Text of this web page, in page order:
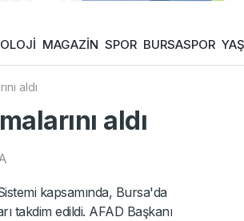
MAGAZİN SPOR BURSASPOR
aldı
aldı
kapsamında, Bursa'da
takdim edildi. AFAD Başkanı